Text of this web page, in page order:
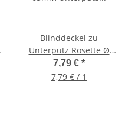
Blinddeckel zu
Unterputz Rosette Ø
65mm Unterputz
Wasserzählerdeckel
7,79 € *
7,79 € / 1